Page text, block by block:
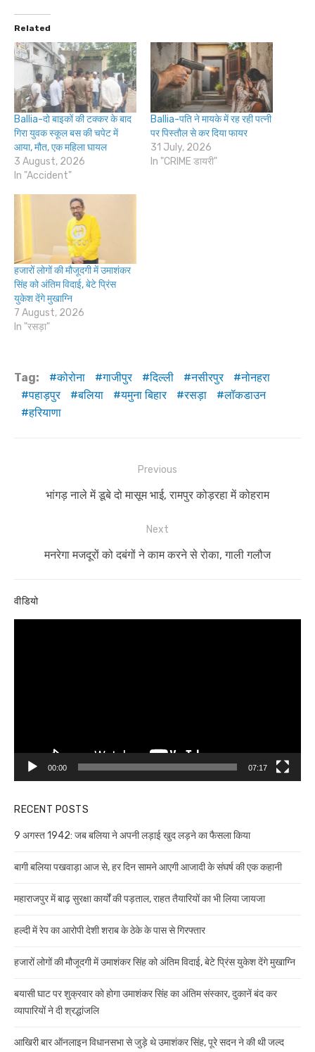
Related
Ballia-दो बाइकों की टक्कर के बाद
गिरा युवक स्कूल बस की चपेट में
आया, मौत, एक महिला घायल
3 August, 2026
In "Accident"
Ballia-पति ने मायके में रह रही पत्नी
पर पिस्तौल से कर दिया फायर
31 July, 2026
In "CRIME डायरी"
हजारों लोगों की मौजूदगी में उमाशंकर
सिंह को अंतिम विदाई, बेटे प्रिंस
युकेश देंगे मुखाग्नि
7 August, 2026
In "रसड़ा"
Tag: कोरोना गाजीपुर दिल्ली नसीरपुर
नोनहरा
पहाड़पुर
बलिया यमुना बिहार रसड़ा
लॉकडाउन
हरियाणा
navigation
Previous
Previous
भांगड़ नाले में डूबे दो मासूम भाई, रामपुर कोड़रहा में कोहराम
Next
Next
मनरेगा मजदूरों को दबंगों ने काम करने से रोका, गाली गलौज
वीडियो
00:00 07:17
RECENT POSTS
9 अगस्त 1942: जब बलिया ने अपनी लड़ाई खुद लड़ने का फैसला किया
बागी बलिया पखवाड़ा आज से, हर दिन सामने आएगी आजादी के संघर्ष की एक कहानी
महाराजपुर में बाढ़ सुरक्षा कार्यों की पड़ताल, राहत तैयारियों का भी लिया जायजा
हल्दी में रेप का आरोपी देशी शराब के ठेके के पास से गिरफ्तार
हजारों लोगों की मौजूदगी में उमाशंकर सिंह को अंतिम विदाई, बेटे प्रिंस युकेश देंगे मुखाग्नि
बयासी घाट पर शुक्रवार को होगा उमाशंकर सिंह का अंतिम संस्कार, दुकानें बंद कर
व्यापारियों ने दी श्रद्धांजलि
आखिरी बार ऑनलाइन विधानसभा से जुड़े थे उमाशंकर सिंह, पूरे सदन ने की थी जल्द